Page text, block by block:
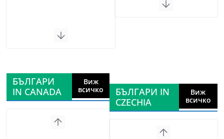
БЪЛГАРИ
IN CANADA
Виж
всичко
БЪЛГАРИ IN
CZECHIA
Виж
всичко